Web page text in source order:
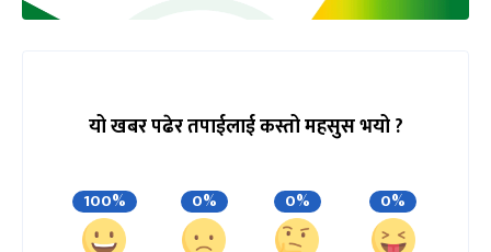
यो खबर पढेर तपाईलाई कस्तो महसुस भयो ?
100% 0% 0% 0%